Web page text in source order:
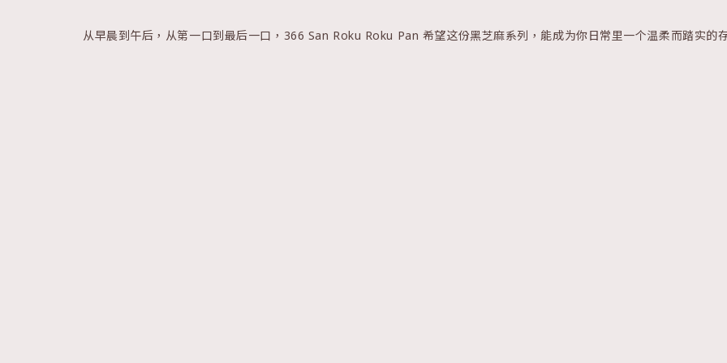
从早晨到午后，从第一口到最后一口，366 San Roku Roku Pan 希望这份黑芝麻系列，能成为你日常里一个温柔而踏实的